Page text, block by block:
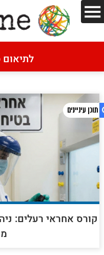
דף הבית»
ESQPRO
קורס אחראי רעלים: